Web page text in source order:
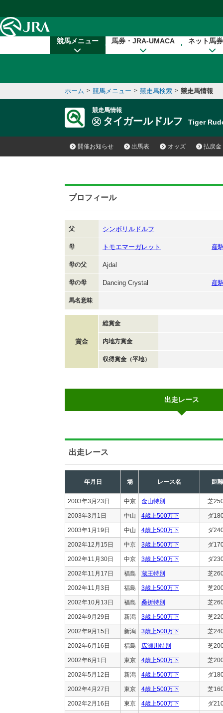
競馬メニュー 馬券・JRA-UMACA ネット馬
ホーム > 競馬メニュー > 競走馬検索 > 競走馬情報
競走馬情報
タイガールドルフ Tiger
開催お知らせ 出馬表 オッズ 払戻金
プロフィール
父 シンボリルドルフ
母 トモエマーガレット 産
母の父 Ajdal
母の母 Dancing Crystal 産
馬名意味
賞金
総賞金
内地方賞金
収得賞金（平地）
出走レース
出走レース
年月日 場 レース名 距離
2003年3月23日 中京 金山特別 芝
2003年3月1日 中山 4歳上500万下 ダ
2003年1月19日 中山 4歳上500万下 ダ
2002年12月15日 中京 3歳上500万下 ダ
2002年11月30日 中京 3歳上500万下 ダ
2002年11月17日 福島 蔵王特別 芝
2002年11月3日 福島 3歳上500万下 芝
2002年10月13日 福島 桑折特別 芝
2002年9月29日 新潟 3歳上500万下 芝
2002年9月15日 新潟 3歳上500万下 芝
2002年6月16日 福島 広瀬川特別 芝
2002年6月1日 東京 4歳上500万下 芝
2002年5月12日 新潟 4歳上500万下 ダ
2002年4月27日 東京 4歳上500万下 芝
2002年2月16日 東京 4歳上500万下 ダ